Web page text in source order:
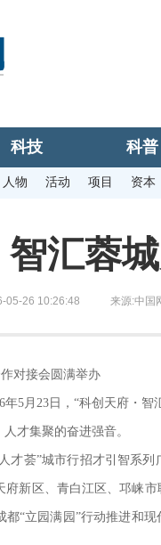
科技 科普
人物 活动 项目 资本
汇蓉
05-26 10:26:48 来源:中国
对接会圆满举办
5月23日，“科创天府・
才集聚的奋进强音。
才荟”城市行招才引智系
新区、青白江区、邛崃
“立园满园”行动推进和